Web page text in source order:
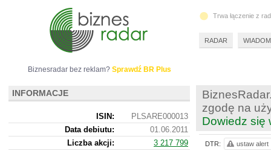
zgodę na
Dowiedz się
DTR: ustaw alert
Biznesradar bez reklam? Sprawdź BR Plus
INFORMACJE
ISIN:
PLSARE000013
Data debiutu:
01.06.2011
Liczba akcji:
3 217 799
Trwa łączenie z
RADAR